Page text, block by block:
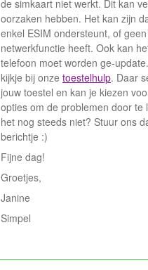
de simkaart niet werkt. Dit kan
oorzaken hebben. Het kan zijn
enkel ESIM ondersteunt, of
netwerkfunctie heeft. Ook kan
telefoon moet worden ge-
kijkje bij onze toestelhulp. Daar
jouw toestel en kan je kiezen
opties om de problemen door te
het nog steeds niet? Stuur ons
berichtje :)
Fijne dag!
Groetjes,
Janine
Simpel